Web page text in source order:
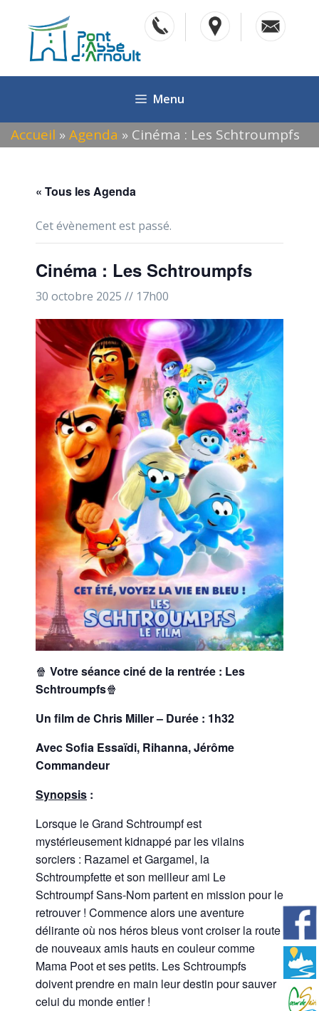
contenu
Menu
Accueil »Agenda » Cinéma : Les Schtroumpfs
« Tous les Agenda
Cet évènement est passé.
Cinéma : Les Schtroumpfs
30 octobre 2025 // 17h00
🍿 Votre séance ciné de la rentrée : Les
Schtroumpfs🍿
Un film de Chris Miller – Durée : 1h32
Avec Sofia Essaïdi, Rihanna, Jérôme
Commandeur
Synopsis :
Lorsque le Grand Schtroumpf est
mystérieusement kidnappé par les vilains
sorciers : Razamel et Gargamel, la
Schtroumpfette et son meilleur ami Le
Schtroumpf Sans-Nom partent en mission pour le
retrouver ! Commence alors une aventure
délirante où nos héros bleus vont croiser la route
de nouveaux amis hauts en couleur comme
Mama Poot et ses petits. Les Schtroumpfs
doivent prendre en main leur destin pour sauver
celui du monde entier !